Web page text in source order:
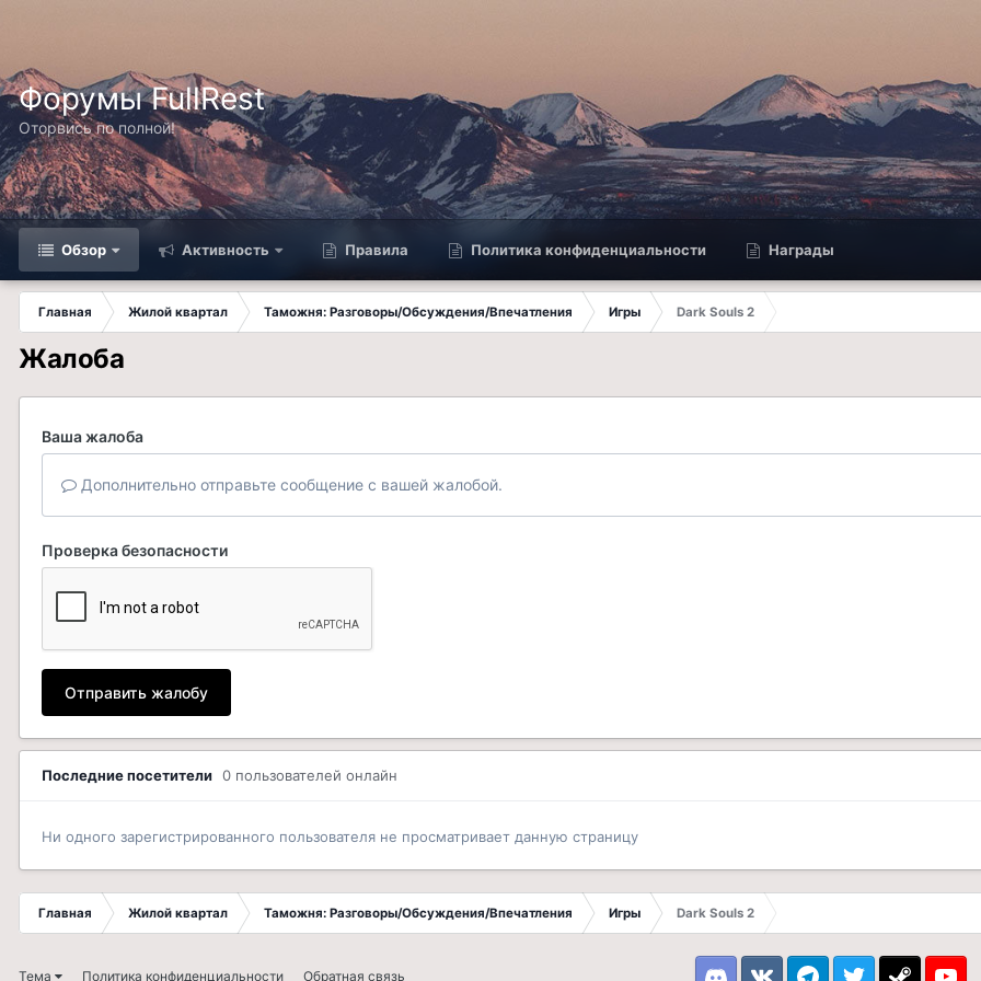
Форумы FullRest
Оторвись по полной!
Обзор Активность Правила Политика конфиденциальности Награды
Главная Жилой квартал Таможня: Разговоры/Обсуждения/Впечатления Игры
Dark Souls 2
Жалоба
Ваша жалоба
Дополнительно отправьте сообщение с вашей жалобой.
Проверка безопасности
Отправить жалобу
Последние посетители 0 пользователей онлайн
Ни одного зарегистрированного пользователя не просматривает данную страницу
Главная Жилой квартал Таможня: Разговоры/Обсуждения/Впечатления Игры Dark Souls 2
Тема Политика конфиденциальности Обратная связь